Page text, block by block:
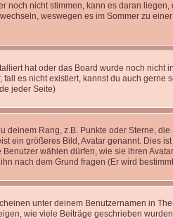
nicht stimmen, kann es daran liegen,
weswegen es im Sommer zu
hat oder das Board wurde noch nicht
es nicht existiert, kannst du auch gerne
jeder Seite)
Rang, z.B. Punkte oder Sterne,
ein größeres Bild, Avatar genannt. Dies
wählen dürfen, wie sie ihren
nach dem Grund fragen (Er wird
unter deinem Benutzernamen in
wie viele Beiträge geschrieben